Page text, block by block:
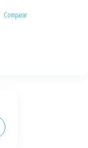
Comparar